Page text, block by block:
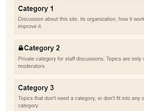
.category-list-
    border-top: none;